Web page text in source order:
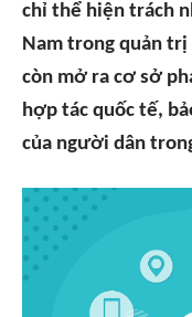
chỉ thể hiện trách
Nam trong quản trị
còn mở ra cơ sở
hợp tác quốc tế,
của người dân